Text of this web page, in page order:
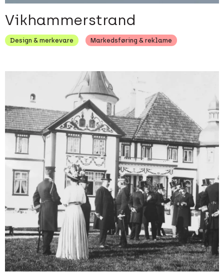
Vikhammerstrand
Design & merkevare Markedsføring & reklame